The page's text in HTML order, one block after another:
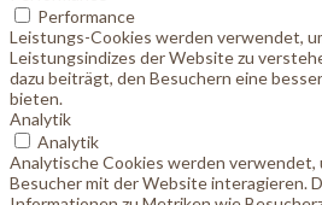
Performance
Leistungs-Cookies werden verwendet,
Leistungsindizes der Website zu
dazu beiträgt, den Besuchern eine
bieten.
Analytik
Analytik
Analytische Cookies werden verwendet,
Besucher mit der Website interagieren.